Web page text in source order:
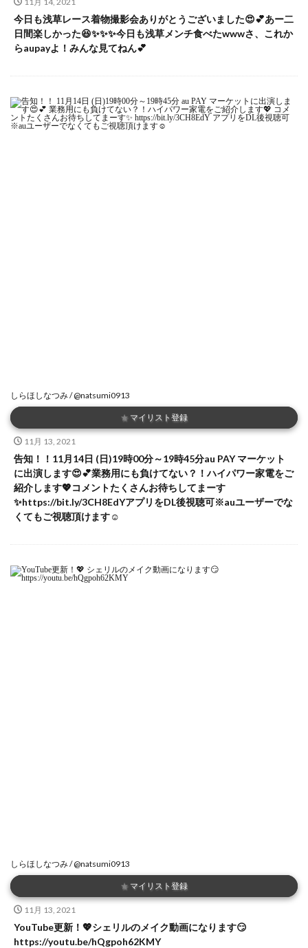
今日も浅草レース着物撮影会ありがとうございました😍💕あー二
日間楽しかった😆✨✨✨今日も浅草メンチ食べたwwwさ、これか
らaupayよ！みんな見てねん💕
しらほしなつみ / @natsumi0913
★ マイリスト登録
11月 13, 2021
告知！！11月14日 (日)19時00分～19時45分au PAY マーケット
に出演します😍💕業務用にも負けてない？！ハイパワー家電をご
紹介します💖コメントたくさんお待ちしてまーす
✨https://bit.ly/3CH8EdYアプリをDL後視聴可※auユーザーでな
くてもご視聴頂けます☺️
しらほしなつみ / @natsumi0913
★ マイリスト登録
11月 13, 2021
YouTube更新！💖シェリルのメイク動画になります😏
https://youtu.be/hQgpoh62KMY